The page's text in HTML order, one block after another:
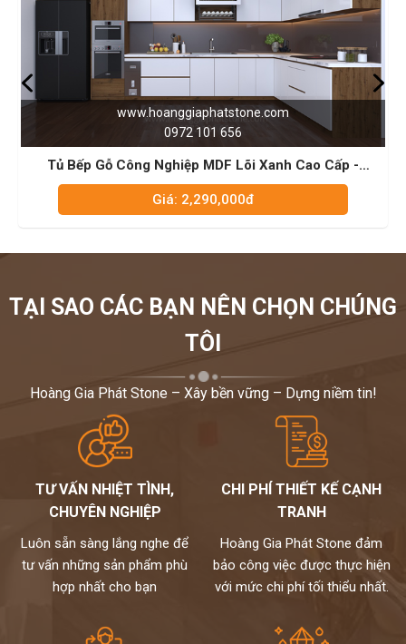
Lõi Xanh Cao Cấp -
Tủ bếp MDF phủ
TẠI SAO CÁC BẠN NÊN CHỌN CHÚNG
TÔI
Hoàng Gia Phát Stone – Xây bền vững – Dựng niềm tin!
TƯ VẤN NHIỆT TÌNH,
CHUYÊN NGHIỆP
Luôn sẵn sàng lắng nghe để
tư vấn những sản phẩm phù
hợp nhất cho bạn
CHI PHÍ THIẾT KẾ CẠNH
TRANH
Hoàng Gia Phát Stone đảm
bảo công việc được thực hiện
với mức chi phí tối thiểu nhất.